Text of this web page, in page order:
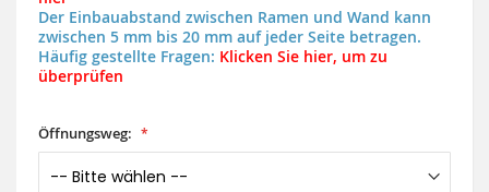
Der Einbauabstand zwischen Ramen und Wand kann
zwischen 5 mm bis 20 mm auf jeder Seite betragen.
Häufig gestellte Fragen: Klicken Sie hier, um zu
überprüfen
Öffnungsweg: